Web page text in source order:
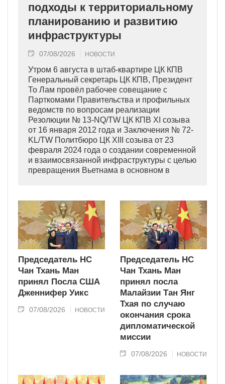
подходы к территориальному
планированию и развитию
инфраструктуры
07/08/2026 НОВОСТИ
Утром 6 августа в штаб-квартире ЦК КПВ
Генеральный секретарь ЦК КПВ, Президент
То Лам провёл рабочее совещание с
Парткомами Правительства и профильных
ведомств по вопросам реализации
Резолюции № 13-NQ/TW ЦК КПВ XI созыва
от 16 января 2012 года и Заключения № 72-
KL/TW Политбюро ЦК XIII созыва от 23
февраля 2024 года о создании современной
и взаимосвязанной инфраструктуры с целью
превращения Вьетнама в основном в
Председатель НС
Чан Тхань Ман
принял Посла США
Дженнифер Уикс
07/08/2026 НОВОСТИ
Председатель НС
Чан Тхань Ман
принял посла
Малайзии Тан Янг
Тхая по случаю
окончания срока
дипломатической
миссии
07/08/2026 НОВОСТИ